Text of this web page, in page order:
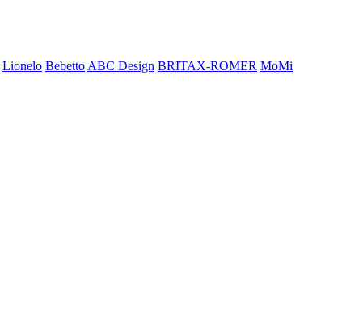
Lionelo Bebetto ABC Design BRITAX-ROMER MoMi